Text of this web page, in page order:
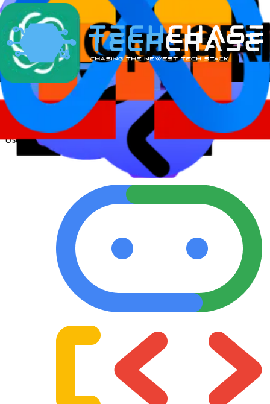
TechChase AI Architecture
💬 Chat | 📞 Voice Agent
User FacingA2A Protocol